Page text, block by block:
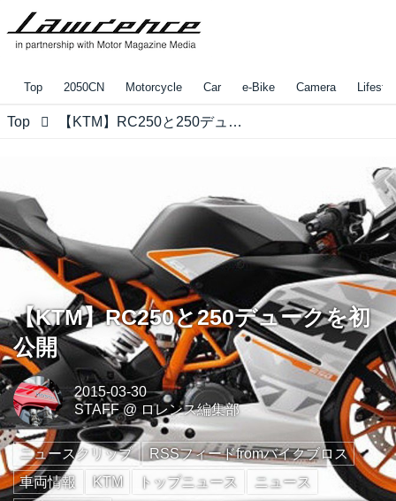
Top 2050CN Motorcycle Car e-Bike Camera
Top 【KTM】RC250と250デュークを初公開
【KTM】RC250と250デュークを初
公開
2015-03-30
STAFF@ ロレンス編集部
ニュースクリップ
RSSフィードfromバイクブロス
車両情報
KTM トップニュース
ニュース